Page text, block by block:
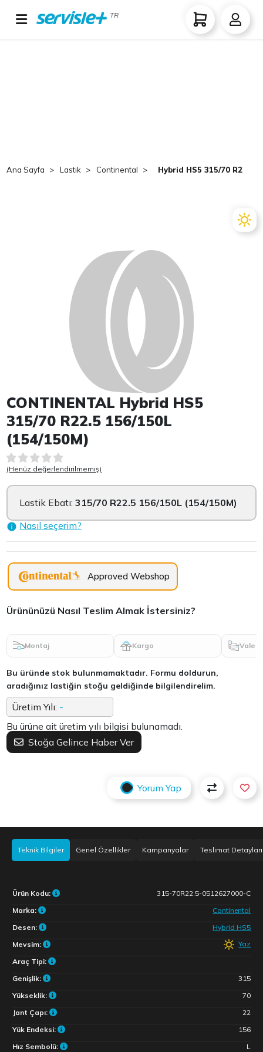
TR
Ana Sayfa Lastik Continental Hybrid HS5 315/70 R22.5
CONTINENTAL Hybrid HS5
315/70 R22.5 156/150L
(154/150M)
(Henüz değerlendirilmemiş)
Lastik Ebatı:315/70 R22.5 156/150L (154/150M)
Nasıl seçerim?
Approved Webshop
Ürününüzü Nasıl Teslim Almak İstersiniz?
Montaj Kargo Vale
Bu üründe stok bulunmamaktadır. Formu doldurun,
aradığınız lastiğin stoğu geldiğinde bilgilendirelim.
Üretim Yılı: -
Bu ürüne ait üretim yılı bilgisi bulunamadı.
Stoğa Gelince Haber Ver
Yorum Yap
Teknik Bilgiler Genel Özellikler Kampanyalar Teslimat Detayları
Ürün Kodu:
315-70R22.5-0512627000-C
Marka:
Continental
Desen:
Hybrid HS5
Mevsim:
Yaz
Araç Tipi:
Genişlik:
315
Yükseklik:
70
Jant Çapı:
22
Yük Endeksi:
156
Hız Sembolü:
L